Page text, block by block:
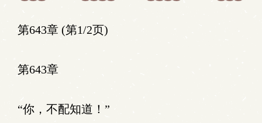
第643章 (第1/2页)
第643章
“你，不配知道！”